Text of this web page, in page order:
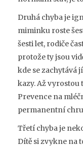
Druhá chyba je
miminku roste
šesti let, rodiče
protože ty jsou
kde se zachytává
kazy. Až vyrostou
Prevence na
permanentní
Třetí chyba je
Dítě si zvykne na